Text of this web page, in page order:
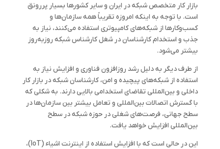
بازار کار متخصص شبکه در ایران و سایر کشورها بسیار پررونق
است. با توجه به اینکه امروزه تقریباً همه سازمان‌ها و
کسب‌وکارها از شبکه‌های کامپیوتری استفاده می‌کنند، نیاز به
جذب و استخدام کارشناسان در شغل کارشناس شبکه روزبه‌روز
بیشتر می‌شود.
از طرف دیگر به دلیل رشد روزافزون فناوری و افزایش نیاز به
استفاده از شبکه‌های پیچیده و امن، کارشناسان شبکه در بازار کار
داخلی و بین‌المللی تقاضای استخدامی بالایی دارند. به شکلی که
با گسترش اتصالات بین‌المللی و تعامل بیشتر بین سازمان‌ها در
سطح جهانی، فرصت‌های شغلی در حوزه شبکه‌ در سطح
بین‌المللی افزایش خواهد یافت.
این در حالی است که با افزایش استفاده از اینترنت اشیاء (IoT)،